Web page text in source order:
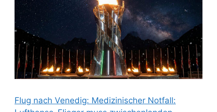
Flug nach Venedig: Medizinischer Notfall: